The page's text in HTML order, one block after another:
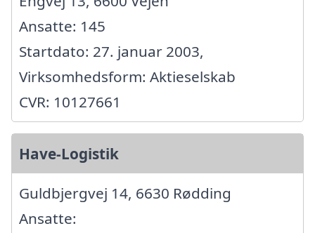
Ansatte: 145
Startdato: 27. januar 2003,
Virksomhedsform: Aktieselskab
CVR: 10127661
Have-Logistik
Guldbjergvej 14, 6630 Rødding
Ansatte: